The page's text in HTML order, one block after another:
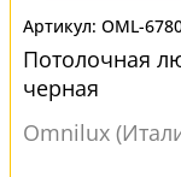
OML-
Потолочная
черная
Omnilux